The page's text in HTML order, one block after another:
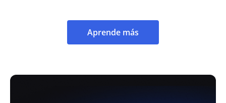
Aprende más